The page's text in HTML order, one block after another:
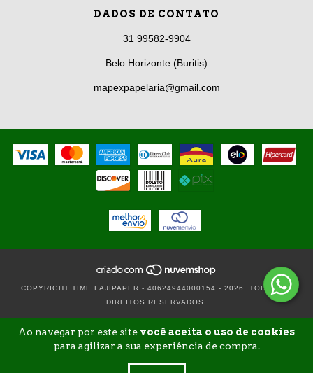
Ao navegar por este site você aceita o uso de cookies
para agilizar a sua experiência de compra.
DADOS DE CONTATO
31 99582-9904
Belo Horizonte (Buritis)
mapexpapelaria@gmail.com
COPYRIGHT TIME LAJIPAPER - 40624944000154 - 2026. TODOS OS
DIREITOS RESERVADOS.